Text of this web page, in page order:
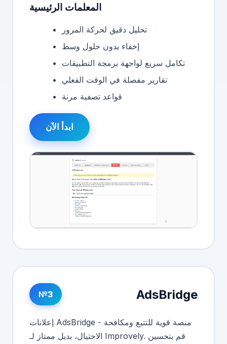
المعلمات الرئيسية
تحليل دقيق لحركة المرور
إخفاء بدون حلول وسط
تكامل سريع لواجهة برمجة التطبيقات
تقارير مفصلة في الوقت الفعلي
قواعد تصفية مرنة
ابدأ الآن
№3 AdsBridge
إعلانات AdsBridge - منصة قوية للتتبع ومكافحة
الاحتيال، بديل ممتاز لـ Improvely. قم بتحسين